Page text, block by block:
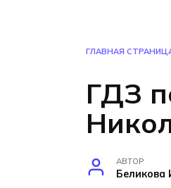
ГЛАВНАЯ
ГДЗ
АВТОР
Беликова